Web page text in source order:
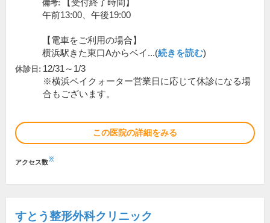
備考:
【受付終了時間】
午前13:00、午後19:00
【電車をご利用の場合】
横浜駅きた東口Aからベイ...(続きを読む)
休診日: 12/31～1/3
※横浜ベイクォーター営業日に応じて休診になる場
合もございます。
この医院の詳細をみる
アクセス数※
すとう整形外科クリニック